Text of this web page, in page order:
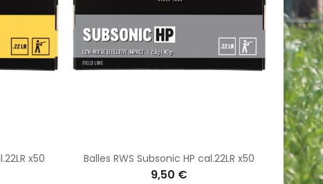
x50 Balles RWS Subsonic HP cal.22LR x50
9,50 €